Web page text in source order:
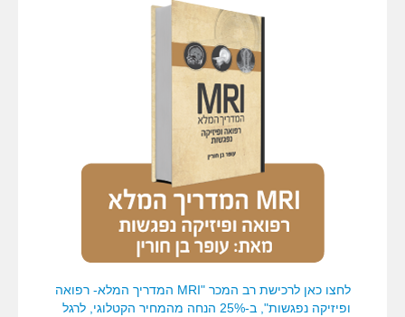
לחצו כאן לרכישת רב המכר "MRI המדריך המלא- רפואה
ופיזיקה נפגשות", ב-25% הנחה מהמחיר הקטלוגי, לרגל